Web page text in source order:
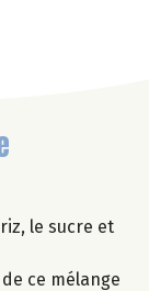
le sucre et
ce mélange